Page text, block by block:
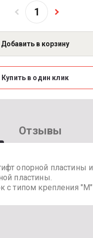
Добавить в корзину
Купить в один клик
Отзывы
опорной пластины и
пластины.
с типом крепления "М"